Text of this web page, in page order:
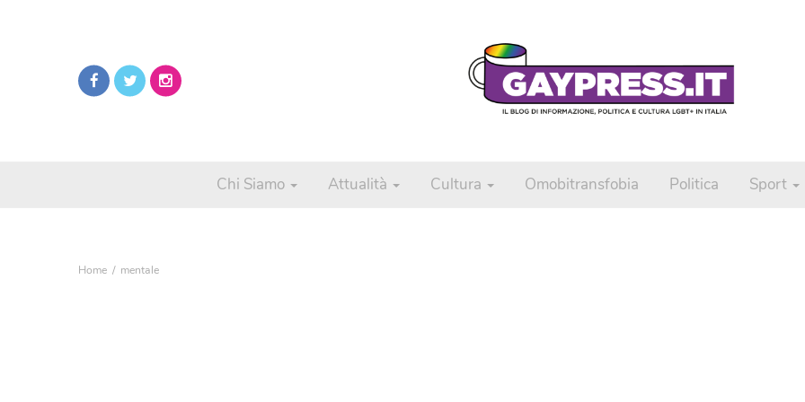
Chi Siamo Attualità Cultura Omobitransfobia Politica Sport
Home mentale